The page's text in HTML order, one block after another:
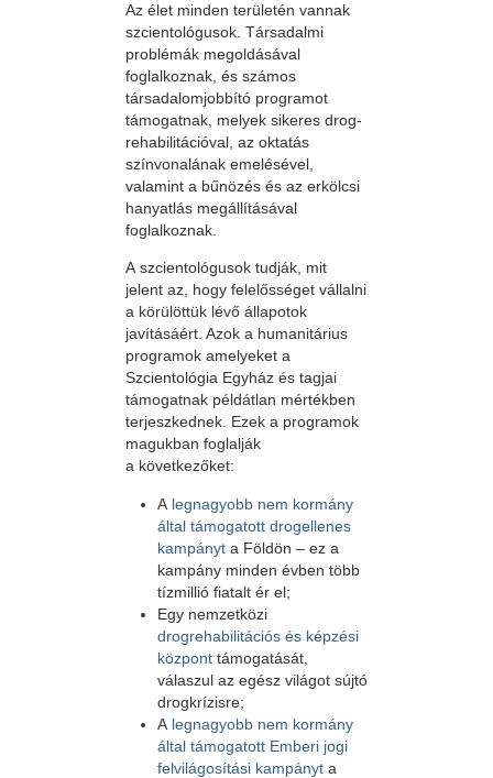
Az élet minden területén vannak
szcientológusok. Társadalmi
problémák megoldásával
foglalkoznak, és számos
társadalomjobbító programot
támogatnak, melyek sikeres drog-
rehabilitációval, az oktatás
színvonalának emelésével,
valamint a bűnözés és az erkölcsi
hanyatlás megállításával
foglalkoznak.
A szcientológusok tudják, mit
jelent az, hogy felelősséget vállalni
a körülöttük lévő állapotok
javításáért. Azok a humanitárius
programok amelyeket a
Szcientológia Egyház és tagjai
támogatnak példátlan mértékben
terjeszkednek. Ezek a programok
magukban foglalják
a következőket:
A legnagyobb nem kormány
által támogatott drogellenes
kampányta Földön – ez a
kampány minden évben több
tízmillió fiatalt ér el;
Egy nemzetközi
drogrehabilitációs és képzési
központtámogatását,
válaszul az egész világot sújtó
drogkrízisre;
A legnagyobb nem kormány
által támogatott Emberi jogi
felvilágosítási kampányta